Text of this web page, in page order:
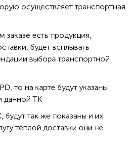
осуществляет транспортная
заказе есть продукция,
будет всплывать
выбора транспортной
то на карте будут указаны
данной ТК
так же показаны и их
тёплой доставки они не